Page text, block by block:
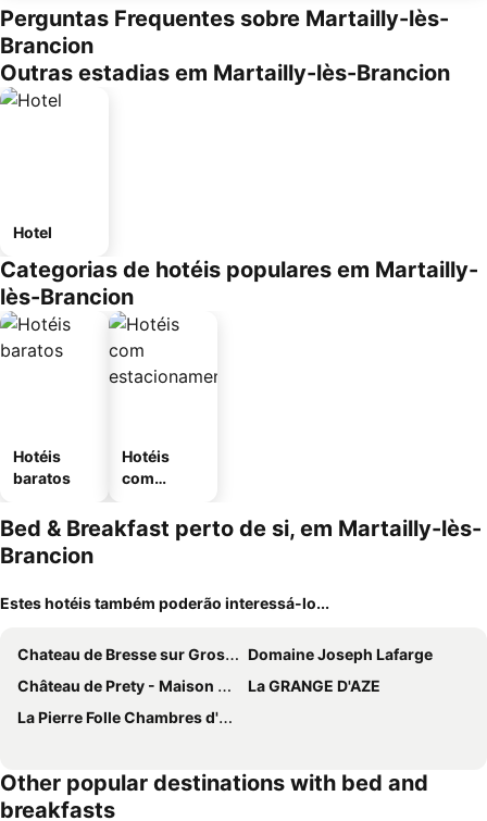
Perguntas Frequentes sobre Martailly-lès-
Brancion
Outras estadias em Martailly-lès-Brancion
Hotel
Categorias de hotéis populares em Martailly-
lès-Brancion
Hotéis
baratos
Hotéis
com
mento
Bed & Breakfast perto de si, em Martailly-lès-
Brancion
Estes hotéis também poderão interessá-lo...
Chateau de Bresse sur Grosne
Domaine Joseph Lafarge
Château de Prety - Maison d'Hôtes
La GRANGE D'AZE
La Pierre Folle Chambres d'Hôtes
Other popular destinations with bed and
breakfasts